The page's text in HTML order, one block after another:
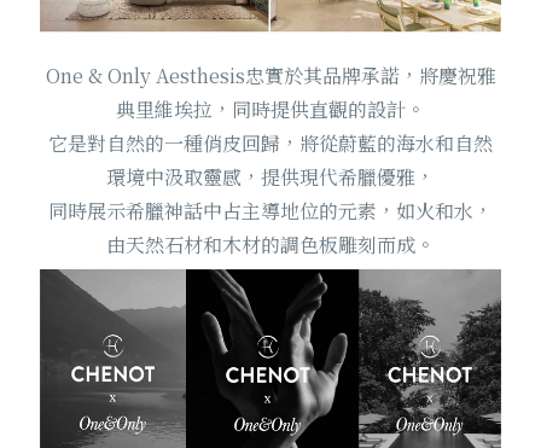
One & Only Aesthesis忠實於其品牌承諾，將慶祝雅
典里維埃拉，同時提供直觀的設計。
它是對自然的一種俏皮回歸，將從蔚藍的海水和自然
環境中汲取靈感，提供現代希臘優雅，
同時展示希臘神話中占主導地位的元素，如火和水，
由天然石材和木材的調色板雕刻而成。